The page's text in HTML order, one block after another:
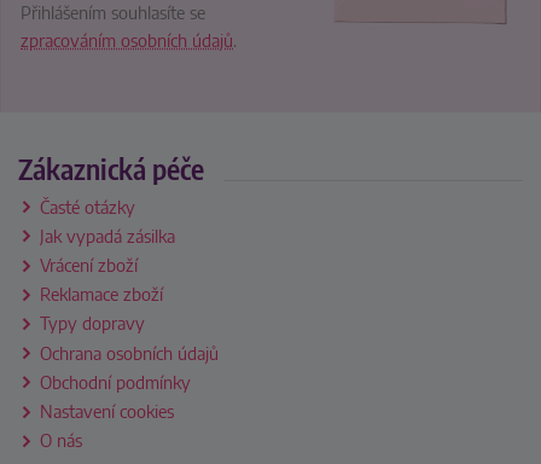
Přihlášením souhlasíte se
zpracováním osobních údajů.
Zákaznická péče
Časté otázky
Jak vypadá zásilka
Vrácení zboží
Reklamace zboží
Typy dopravy
Ochrana osobních údajů
Obchodní podmínky
Nastavení cookies
O nás